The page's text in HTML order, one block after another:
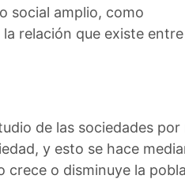
social amplio, como
relación que existe entre
de las sociedades
y esto se hace
o disminuye la